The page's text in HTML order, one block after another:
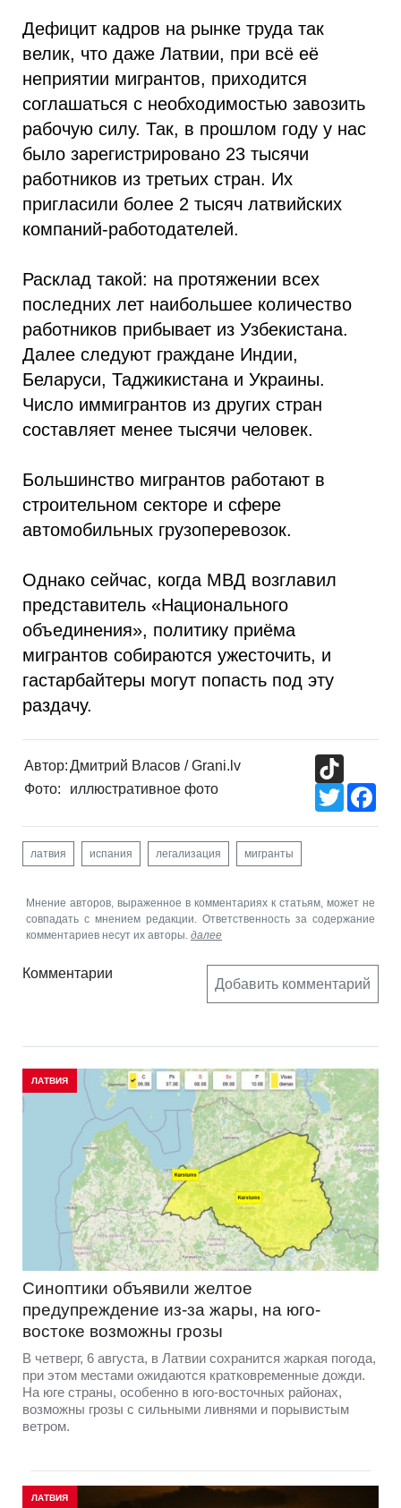
Дефицит кадров на рынке труда так
велик, что даже Латвии, при всё её
неприятии мигрантов, приходится
соглашаться с необходимостью завозить
рабочую силу. Так, в прошлом году у нас
было зарегистрировано 23 тысячи
работников из третьих стран. Их
пригласили более 2 тысяч латвийских
компаний-работодателей.
Расклад такой: на протяжении всех
последних лет наибольшее количество
работников прибывает из Узбекистана.
Далее следуют граждане Индии,
Беларуси, Таджикистана и Украины.
Число иммигрантов из других стран
составляет менее тысячи человек.
Большинство мигрантов работают в
строительном секторе и сфере
автомобильных грузоперевозок.
Однако сейчас, когда МВД возглавил
представитель «Национального
объединения», политику приёма
мигрантов собираются ужесточить, и
гастарбайтеры могут попасть под эту
раздачу.
Автор:Дмитрий Власов / Grani.lv
Фото:
иллюстративное фото
Twitter
латвия испания легализация мигранты
Мнение авторов, выраженное в комментариях к статьям, может не
совпадать с мнением редакции. Ответственность за содержание
комментариев несут их авторы. далее
Комментарии
Добавить комментарий
ЛАТВИЯ
Синоптики объявили желтое
предупреждение из-за жары, на юго-
востоке возможны грозы
В четверг, 6 августа, в Латвии сохранится жаркая погода,
при этом местами ожидаются кратковременные дожди.
На юге страны, особенно в юго-восточных районах,
возможны грозы с сильными ливнями и порывистым
ветром.
ЛАТВИЯ